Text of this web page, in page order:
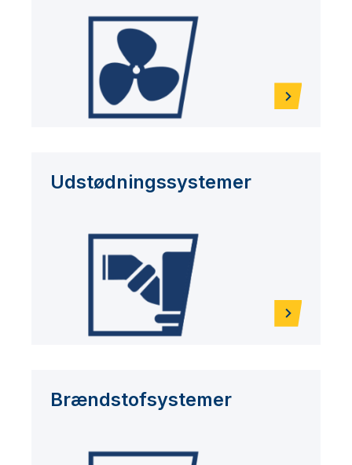
Udstødningssystemer
Brændstofsystemer